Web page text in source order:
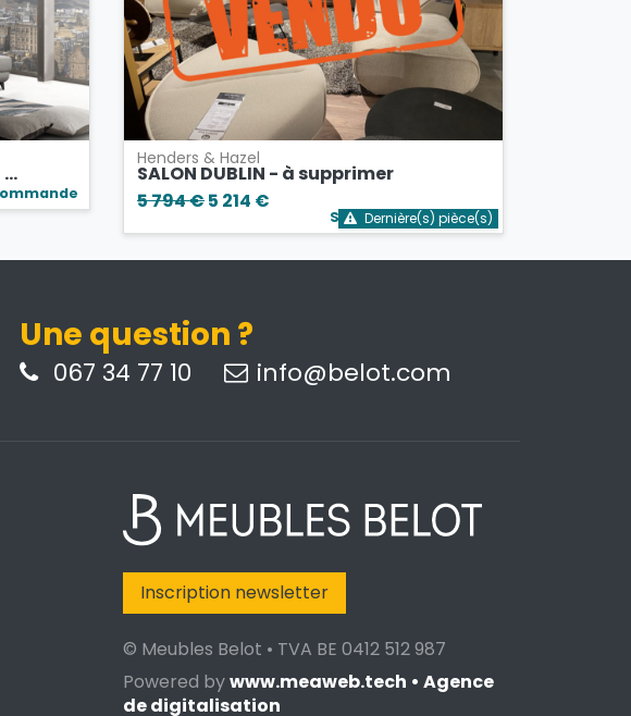
Henders & Hazel
SALON DUBLIN - à supprimer
5 794 €5 214 €
Stock bientôt épuisé
Dernière(s) pièce(s)
Une question ?
067 34 77 10 info@belot.com
Inscription newsletter
© Meubles Belot • TVA BE 0412 512 987
Powered bywww.meaweb.tech • Agence
de digitalisation